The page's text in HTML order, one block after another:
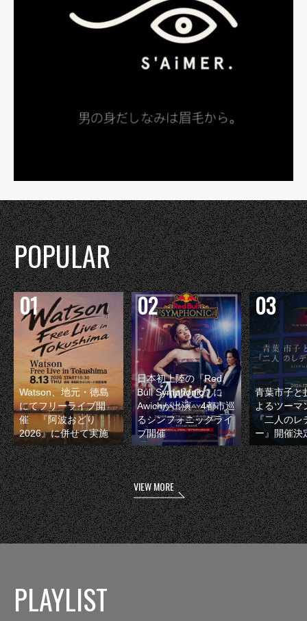
POPULAR
Watson、地元・徳島
にてフリーライブ開
催 『阿波おどり
2026』に併せて実施
日本初上陸の『Red
Bull Symphonic』に
Awichが出演 4都市巡
るシンフォニックライ
ブ開催
青葉市子と
よるツーマ
『二人のレ
ー』開催決
VIEW MORE
PLAYLIST